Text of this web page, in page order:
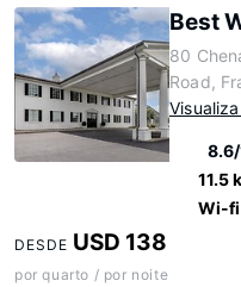
Best
80
Road,
11.5
Wi-
DESDE USD 138
por quarto / por noite